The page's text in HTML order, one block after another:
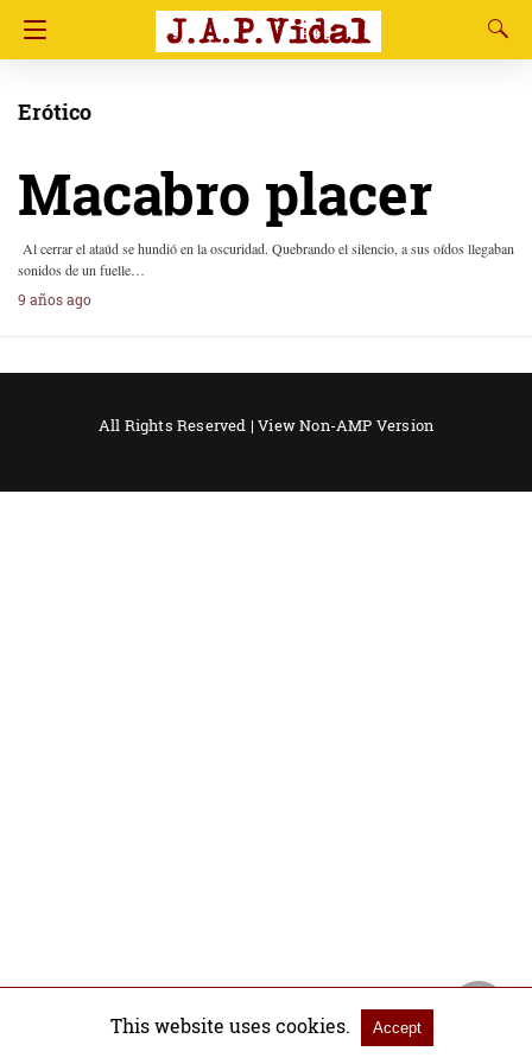
Erótico
Macabro placer
Al cerrar el ataúd se hundió en la oscuridad. Quebrando el silencio, a sus oídos llegaban
sonidos de un fuelle…
9 años ago
All Rights Reserved |View Non-AMP Version
This website uses cookies. Accept